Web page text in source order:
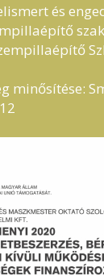
és
minősítése: